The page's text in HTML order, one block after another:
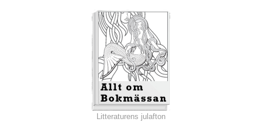
Litteraturens julafton